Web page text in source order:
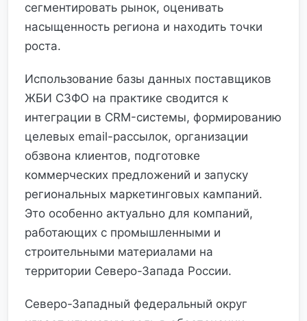
сегментировать рынок, оценивать
насыщенность региона и находить точки
роста.
Использование базы данных поставщиков
ЖБИ СЗФО на практике сводится к
интеграции в CRM-системы, формированию
целевых email-рассылок, организации
обзвона клиентов, подготовке
коммерческих предложений и запуску
региональных маркетинговых кампаний.
Это особенно актуально для компаний,
работающих с промышленными и
строительными материалами на
территории Северо-Запада России.
Северо-Западный федеральный округ